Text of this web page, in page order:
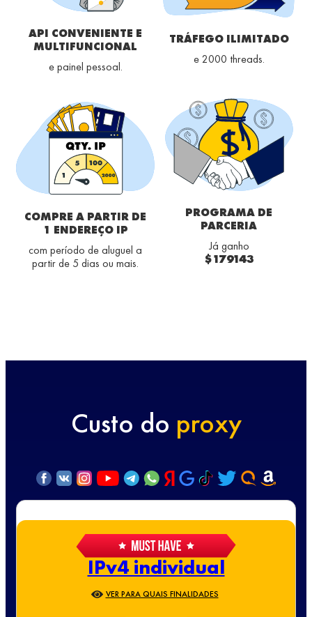
API CONVENIENTE E
MULTIFUNCIONAL
e painel pessoal.
TRÁFEGO ILIMITADO
e 2000 threads.
COMPRE A PARTIR DE
1 ENDEREÇO IP
com período de aluguel a
partir de 5 dias ou mais.
PROGRAMA DE
PARCERIA
Já ganho
$179143
Custo do proxy
IPv4 individual
VER PARA QUAIS FINALIDADES